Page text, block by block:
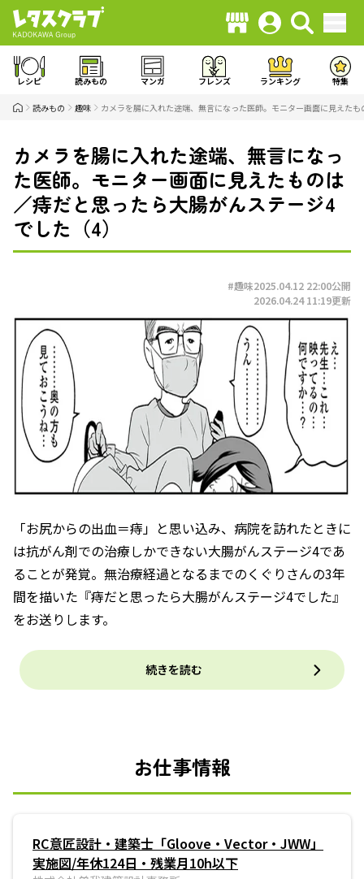
レシピ 読みもの マンガ フレンズ ランキング 特集
読みもの 趣味 カメラを腸に入れた途端、無言になった医師。モニター画面に見えた
カメラを腸に入れた途端、無言になっ
た医師。モニター画面に見えたものは
／痔だと思ったら大腸がんステージ4
でした（4）
#趣味2025.04.12 22:00公開
2026.04.24 11:19更新
「お尻からの出血＝痔」と思い込み、病院を訪れたときに
は抗がん剤での治療しかできない大腸がんステージ4であ
ることが発覚。無治療経過となるまでのくぐりさんの3年
間を描いた『痔だと思ったら大腸がんステージ4でした』
をお送りします。
続きを読む
お仕事情報
RC意匠設計・建築士「Gloove・Vector・JWW」
実施図/年休124日・残業月10h以下